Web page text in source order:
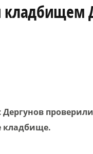
кладбищем
кладбище.